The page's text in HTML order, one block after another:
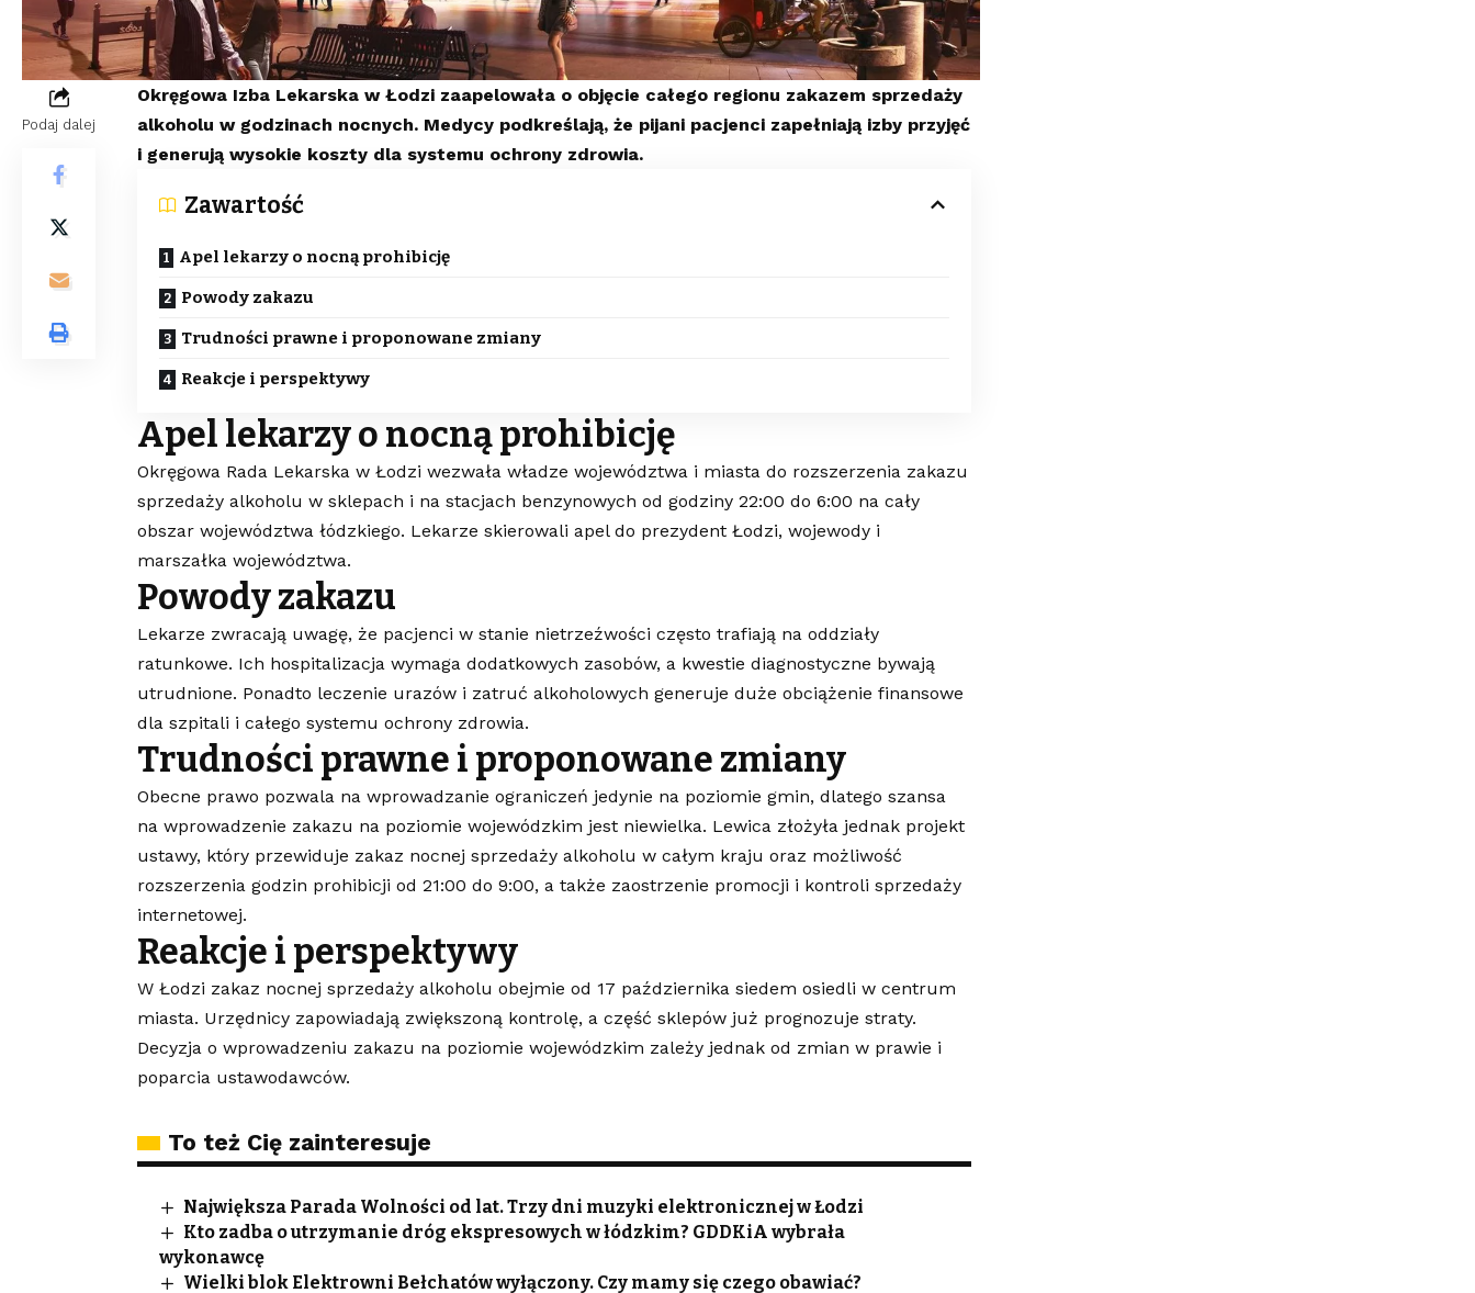
Podaj dalej
Okręgowa Izba Lekarska w Łodzi zaapelowała o objęcie całego regionu zakazem sprzedaży
alkoholu w godzinach nocnych. Medycy podkreślają, że pijani pacjenci zapełniają izby przyjęć
i generują wysokie koszty dla systemu ochrony zdrowia.
Zawartość
Apel lekarzy o nocną prohibicję
Powody zakazu
Trudności prawne i proponowane zmiany
Reakcje i perspektywy
Apel lekarzy o nocną prohibicję
Okręgowa Rada Lekarska w Łodzi wezwała władze województwa i miasta do rozszerzenia zakazu
sprzedaży alkoholu w sklepach i na stacjach benzynowych od godziny 22:00 do 6:00 na cały
obszar województwa łódzkiego. Lekarze skierowali apel do prezydent Łodzi, wojewody i
marszałka województwa.
Powody zakazu
Lekarze zwracają uwagę, że pacjenci w stanie nietrzeźwości często trafiają na oddziały
ratunkowe. Ich hospitalizacja wymaga dodatkowych zasobów, a kwestie diagnostyczne bywają
utrudnione. Ponadto leczenie urazów i zatruć alkoholowych generuje duże obciążenie finansowe
dla szpitali i całego systemu ochrony zdrowia.
Trudności prawne i proponowane zmiany
Obecne prawo pozwala na wprowadzanie ograniczeń jedynie na poziomie gmin, dlatego szansa
na wprowadzenie zakazu na poziomie wojewódzkim jest niewielka. Lewica złożyła jednak projekt
ustawy, który przewiduje zakaz nocnej sprzedaży alkoholu w całym kraju oraz możliwość
rozszerzenia godzin prohibicji od 21:00 do 9:00, a także zaostrzenie promocji i kontroli sprzedaży
internetowej.
Reakcje i perspektywy
W Łodzi zakaz nocnej sprzedaży alkoholu obejmie od 17 października siedem osiedli w centrum
miasta. Urzędnicy zapowiadają zwiększoną kontrolę, a część sklepów już prognozuje straty.
Decyzja o wprowadzeniu zakazu na poziomie wojewódzkim zależy jednak od zmian w prawie i
poparcia ustawodawców.
To też Cię zainteresuje
Największa Parada Wolności od lat. Trzy dni muzyki elektronicznej w Łodzi
Kto zadba o utrzymanie dróg ekspresowych w łódzkim? GDDKiA wybrała
wykonawcę
Wielki blok Elektrowni Bełchatów wyłączony. Czy mamy się czego obawiać?